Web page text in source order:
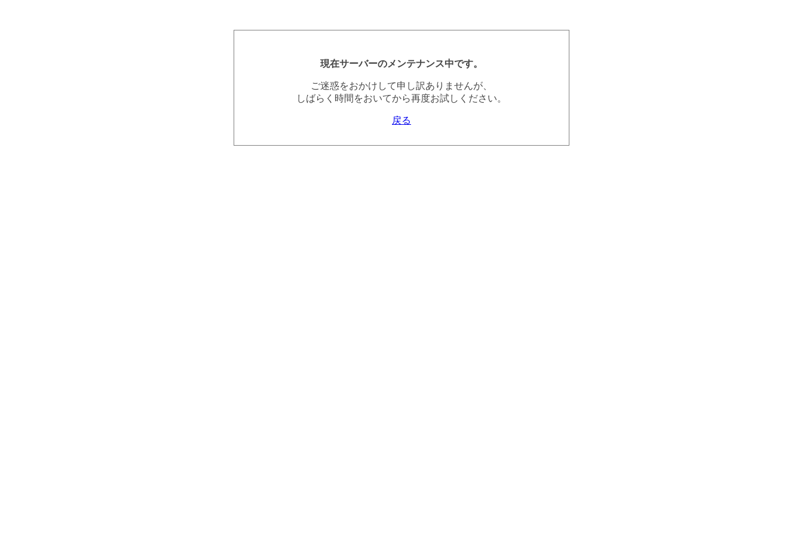
現在サーバーのメンテナンス中です。
ご迷惑をおかけして申し訳ありませんが、
しばらく時間をおいてから再度お試しください。
戻る